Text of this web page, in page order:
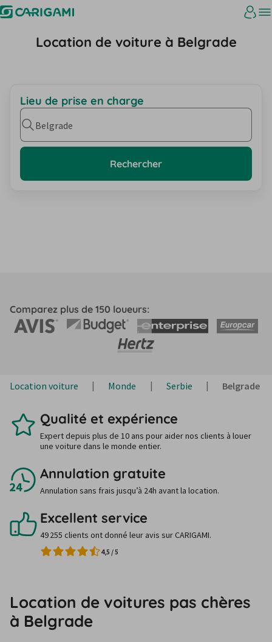
Location de voiture à Belgrade
Lieu de prise en charge
Belgrade
Rechercher
Comparez plus de 150 loueurs:
Location voiture Monde Serbie Belgrade
Qualité et expérience
Expert depuis plus de 10 ans pour aider nos clients à louer
une voiture dans le monde entier.
Annulation gratuite
Annulation sans frais jusqu’à 24h avant la location.
Excellent service
49 255 clients ont donné leur avis sur CARIGAMI.
4,5 /5
Location de voitures pas chères
à Belgrade